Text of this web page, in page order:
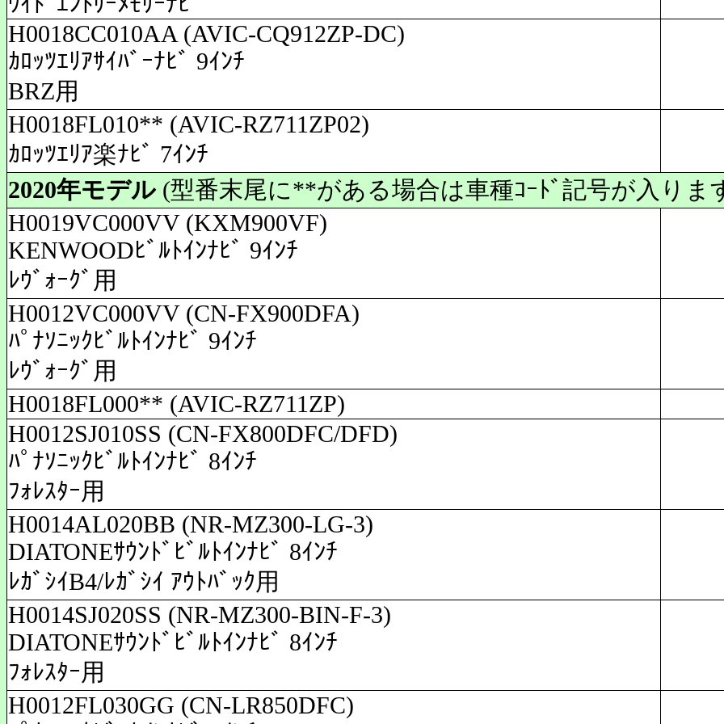
H0018CC010AA (AVIC-CQ912ZP-DC)
ｶﾛｯﾂｴﾘｱｻｲﾊﾞｰﾅﾋﾞ 9ｲﾝﾁ
BRZ用
H0018FL010** (AVIC-RZ711ZP02)
ｶﾛｯﾂｴﾘｱ楽ﾅﾋﾞ 7ｲﾝﾁ
2020年モデル(型番末尾に**がある場合は車種ｺｰﾄﾞ記号が入りま
H0019VC000VV (KXM900VF)
KENWOODﾋﾞﾙﾄｲﾝﾅﾋﾞ 9ｲﾝﾁ
ﾚｳﾞｫｰｸﾞ用
H0012VC000VV (CN-FX900DFA)
ﾊﾟﾅｿﾆｯｸﾋﾞﾙﾄｲﾝﾅﾋﾞ 9ｲﾝﾁ
ﾚｳﾞｫｰｸﾞ用
H0018FL000** (AVIC-RZ711ZP)
H0012SJ010SS (CN-FX800DFC/DFD)
ﾊﾟﾅｿﾆｯｸﾋﾞﾙﾄｲﾝﾅﾋﾞ 8ｲﾝﾁ
ﾌｫﾚｽﾀｰ用
H0014AL020BB (NR-MZ300-LG-3)
DIATONEｻｳﾝﾄﾞﾋﾞﾙﾄｲﾝﾅﾋﾞ 8ｲﾝﾁ
ﾚｶﾞｼｲB4/ﾚｶﾞｼｲ ｱｳﾄﾊﾞｯｸ用
H0014SJ020SS (NR-MZ300-BIN-F-3)
DIATONEｻｳﾝﾄﾞﾋﾞﾙﾄｲﾝﾅﾋﾞ 8ｲﾝﾁ
ﾌｫﾚｽﾀｰ用
H0012FL030GG (CN-LR850DFC)